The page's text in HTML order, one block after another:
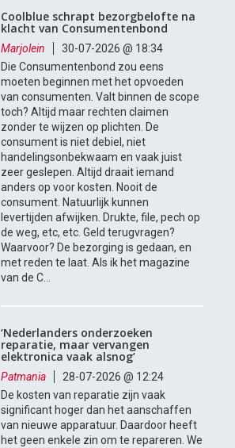
Coolblue schrapt bezorgbelofte na
klacht van Consumentenbond
Marjolein
30-07-2026 @ 18:34
Die Consumentenbond zou eens
moeten beginnen met het opvoeden
van consumenten. Valt binnen de scope
toch? Altijd maar rechten claimen
zonder te wijzen op plichten. De
consument is niet debiel, niet
handelingsonbekwaam en vaak juist
zeer geslepen. Altijd draait iemand
anders op voor kosten. Nooit de
consument. Natuurlijk kunnen
levertijden afwijken. Drukte, file, pech op
de weg, etc, etc. Geld terugvragen?
Waarvoor? De bezorging is gedaan, en
met reden te laat. Als ik het magazine
van de C...
‘Nederlanders onderzoeken
reparatie, maar vervangen
elektronica vaak alsnog’
Patmania
28-07-2026 @ 12:24
De kosten van reparatie zijn vaak
significant hoger dan het aanschaffen
van nieuwe apparatuur. Daardoor heeft
het geen enkele zin om te repareren. We